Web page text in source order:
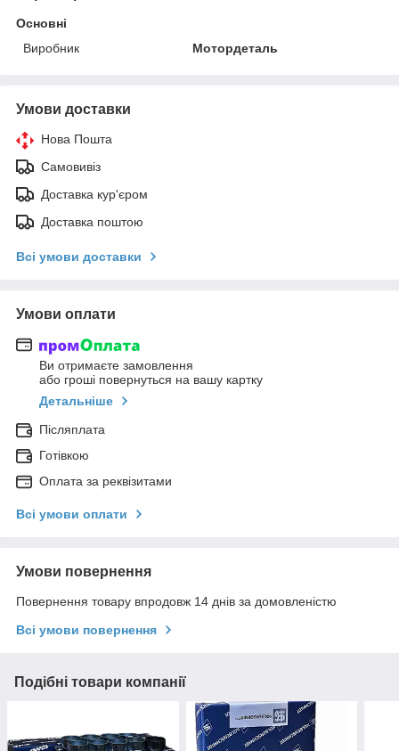
Основні
Виробник
Мотордеталь
Умови доставки
Нова Пошта
Самовивіз
Доставка кур'єром
Доставка поштою
Всі умови доставки
Умови оплати
Ви отримаєте замовлення
або гроші повернуться на вашу картку
Детальніше
Післяплата
Готівкою
Оплата за реквізитами
Всі умови оплати
Умови повернення
Повернення товару впродовж 14 днів за домовленістю
Всі умови повернення
Подібні товари компанії